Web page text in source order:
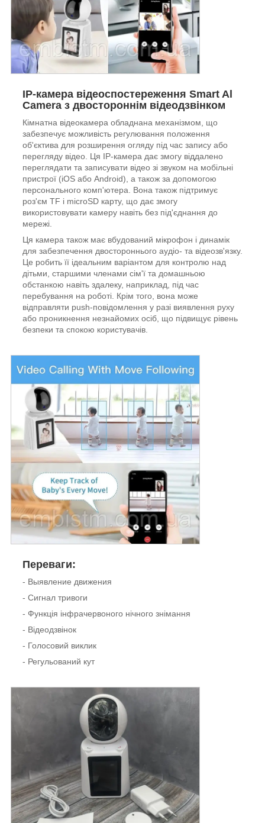
IP-камера відеоспостереження Smart Al
Camera з двостороннім відеодзвінком
Кімнатна відеокамера обладнана механізмом, що
забезпечує можливість регулювання положення
об'єктива для розширення огляду під час запису або
перегляду відео. Ця IP-камера дає змогу віддалено
переглядати та записувати відео зі звуком на мобільні
пристрої (iOS або Android), а також за допомогою
персонального комп'ютера. Вона також підтримує
роз'єм TF і microSD карту, що дає змогу
використовувати камеру навіть без під'єднання до
мережі.
Ця камера також має вбудований мікрофон і динамік
для забезпечення двостороннього аудіо- та відеозв'язку.
Це робить її ідеальним варіантом для контролю над
дітьми, старшими членами сім'ї та домашньою
обстанкою навіть здалеку, наприклад, під час
перебування на роботі. Крім того, вона може
відправляти push-повідомлення у разі виявлення руху
або проникнення незнайомих осіб, що підвищує рівень
безпеки та спокою користувачів.
Переваги:
- Выявление движения
- Сигнал тривоги
- Функція інфрачервоного нічного знімання
- Відеодзвінок
- Голосовий виклик
- Регульований кут